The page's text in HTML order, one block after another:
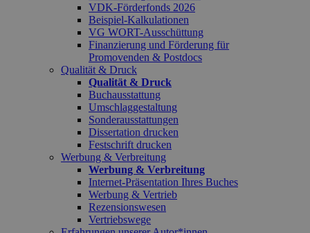
VDK-Förderfonds 2026
Beispiel-Kalkulationen
VG WORT-Ausschüttung
Finanzierung und Förderung für
Promovenden & Postdocs
Qualität & Druck
Qualität & Druck
Buchausstattung
Umschlaggestaltung
Sonderausstattungen
Dissertation drucken
Festschrift drucken
Werbung & Verbreitung
Werbung & Verbreitung
Internet-Präsentation Ihres Buches
Werbung & Vertrieb
Rezensionswesen
Vertriebswege